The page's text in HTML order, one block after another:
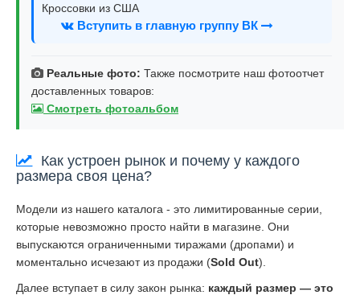
Кроссовки из США
Вступить в главную группу ВК
Реальные фото: Также посмотрите наш фотоотчет
доставленных товаров:
Смотреть фотоальбом
Как устроен рынок и почему у каждого
размера своя цена?
Модели из нашего каталога - это лимитированные серии,
которые невозможно просто найти в магазине. Они
выпускаются ограниченными тиражами (дропами) и
моментально исчезают из продажи (Sold Out).
Далее вступает в силу закон рынка: каждый размер — это